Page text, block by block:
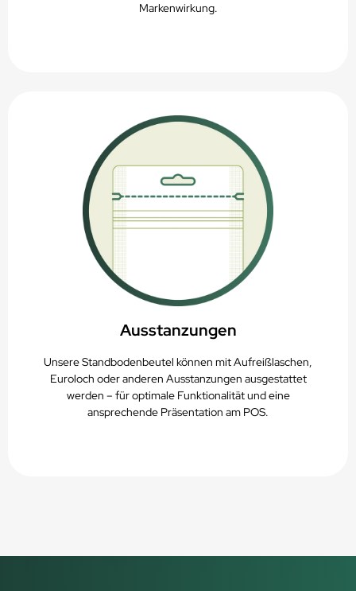
Markenwirkung.
Ausstanzungen
Unsere Standbodenbeutel können mit Aufreißlaschen,
Euroloch oder anderen Ausstanzungen ausgestattet
werden – für optimale Funktionalität und eine
ansprechende Präsentation am POS.